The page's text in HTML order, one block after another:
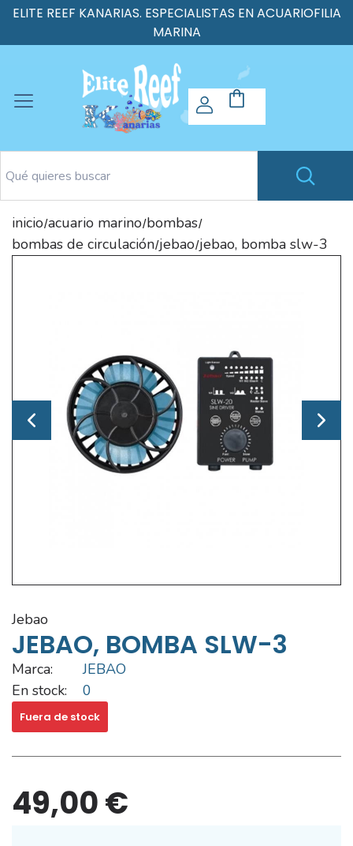
ELITE REEF KANARIAS. ESPECIALISTAS EN ACUARIOFILIA
MARINA
inicio/acuario marino/bombas/
bombas de circulación/jebao/jebao, bomba slw-3
jebao
JEBAO, BOMBA SLW-3
Marca:
JEBAO
En stock:
0
Fuera de stock
49,00 €